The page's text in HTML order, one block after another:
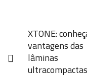
XTONE:
vantagens das
lâminas
ultracompactas